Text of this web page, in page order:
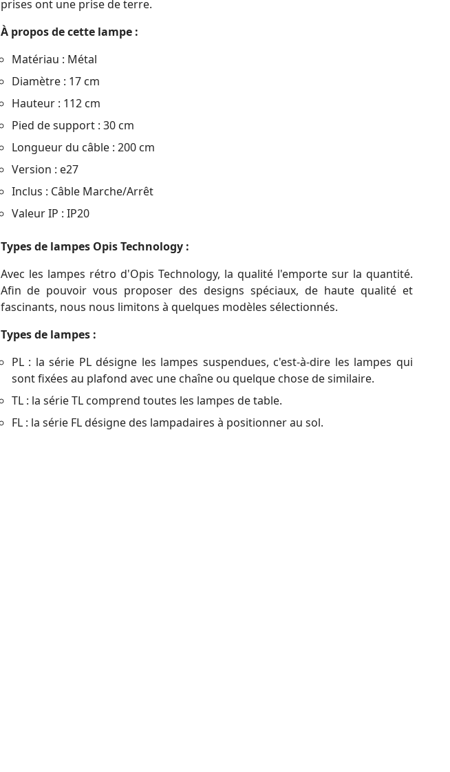
prises ont une prise de terre.
À propos de cette lampe :
Matériau : Métal
Diamètre : 17 cm
Hauteur : 112 cm
Pied de support : 30 cm
Longueur du câble : 200 cm
Version : e27
Inclus : Câble Marche/Arrêt
Valeur IP : IP20
Types de lampes Opis Technology :
Avec les lampes rétro d'Opis Technology, la qualité l'emporte sur la quantité.
Afin de pouvoir vous proposer des designs spéciaux, de haute qualité et
fascinants, nous nous limitons à quelques modèles sélectionnés.
Types de lampes :
PL : la série PL désigne les lampes suspendues, c'est-à-dire les lampes qui
sont fixées au plafond avec une chaîne ou quelque chose de similaire.
TL : la série TL comprend toutes les lampes de table.
FL : la série FL désigne des lampadaires à positionner au sol.